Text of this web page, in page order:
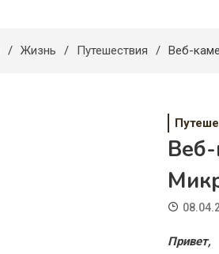
Жизнь Путешествия Веб-